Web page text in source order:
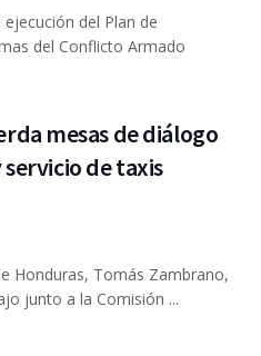
del Plan de
del Conflicto Armado
mesas de diálogo
de taxis
Honduras, Tomás Zambrano,
junto a la Comisión ...